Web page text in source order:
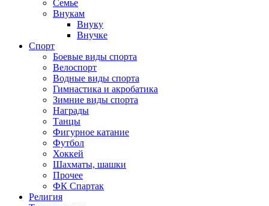
Семье
Внукам
Внуку
Внучке
Спорт
Боевые виды спорта
Велоспорт
Водные виды спорта
Гимнастика и акробатика
Зимние виды спорта
Награды
Танцы
Фигурное катание
Футбол
Хоккей
Шахматы, шашки
Прочее
ФК Спартак
Религия